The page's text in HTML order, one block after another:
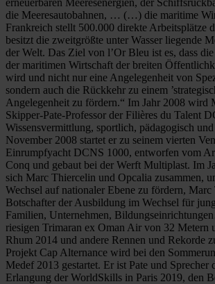
die Meeresautobahnen, … (…) die maritime
Frankreich stellt 500.000 direkte Arbeitsplätze
besitzt die zweitgrößte unter Wasser liegende
der Welt. Das Ziel von l’Or Bleu ist es, dass
der maritimen Wirtschaft der breiten
wird und nicht nur eine Angelegenheit von
sondern auch die Rückkehr zu einem
Angelegenheit zu fördern.“ Im Jahr 2008 wird
Skipper-Pate-Professor der Filières du Talent
Wissensvermittlung, sportlich, pädagogisch
November 2008 startet er zu seinem vierten
Einrumpfyacht DCNS 1000, entworfen vom
Conq und gebaut bei der Werft Multiplast. Im
sich Marc Thiercelin und Opcalia zusammen,
Wechsel auf nationaler Ebene zu fördern,
Botschafter der Ausbildung im Wechsel für
Familien, Unternehmen,
riesigen Trimaran ex Oman Air von 32 Metern
Rhum 2014 und andere Rennen und Rekorde
Projekt Cap Alternance wird bei den
Medef 2013 gestartet. Er ist Pate und Sprecher
Erlangung der WorldSkills in Paris 2019, den